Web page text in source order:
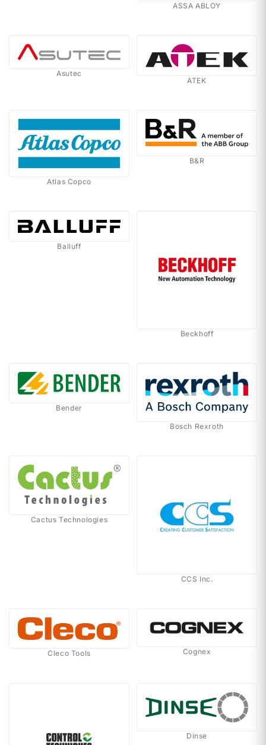
ASSA ABLOY
Asutec
ATEK
Atlas Copco
B&R
Balluff
Beckhoff
Bender
Bosch Rexroth
Cactus Technologies
CCS Inc.
Cleco Tools Cognex
Dinse